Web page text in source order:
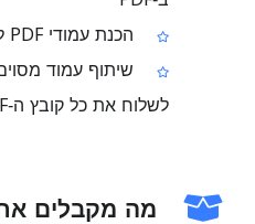
הכנת עמודי PDF לתצוגה מקדימה מהירה
שיתוף עמוד
לשלוח את כל קובץ ה‑PDF
מה מקבלים